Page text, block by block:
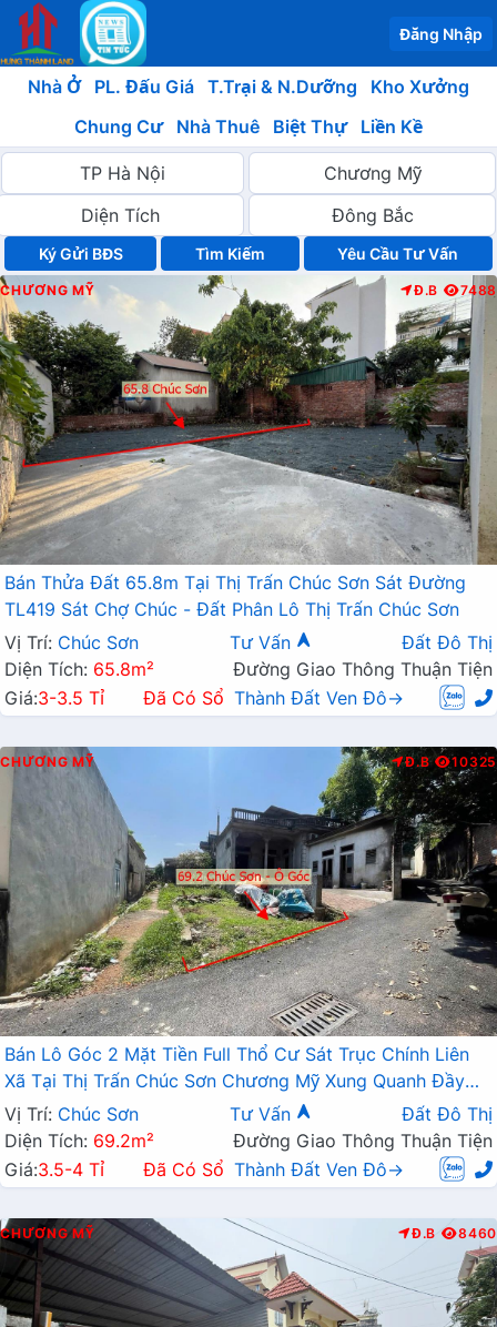
Đăng Nhập
Nhà Ở PL. Đấu Giá T.Trại & N.Dưỡng
Kho Xưởng
Chung Cư
Nhà Thuê Biệt Thự Liền Kề
Ký Gửi BĐS Yêu Cầu Tư Vấn
CHƯƠNG MỸ Đ.B 7488
Bán Thửa Đất 65.8m Tại Thị Trấn Chúc Sơn Sát Đường
TL419 Sát Chợ Chúc - Đất Phân Lô Thị Trấn Chúc Sơn
Vị Trí: Chúc Sơn Tư Vấn
Đất Đô Thị
Diện Tích: 65.8m²
Đường Giao Thông Thuận Tiện
Giá:3-3.5 Tỉ Đã Có Sổ Thành Đất Ven Đô→
CHƯƠNG MỸ Đ.B 10325
Bán Lô Góc 2 Mặt Tiền Full Thổ Cư Sát Trục Chính Liên
Xã Tại Thị Trấn Chúc Sơn Chương Mỹ Xung Quanh Đầy
Đủ Tiện Ích Giá Chỉ Vài Tỷ
Vị Trí: Chúc Sơn Tư Vấn
Đất Đô Thị
Diện Tích: 69.2m²
Đường Giao Thông Thuận Tiện
Giá:3.5-4 Tỉ Đã Có Sổ Thành Đất Ven Đô→
CHƯƠNG MỸ Đ.B 8460